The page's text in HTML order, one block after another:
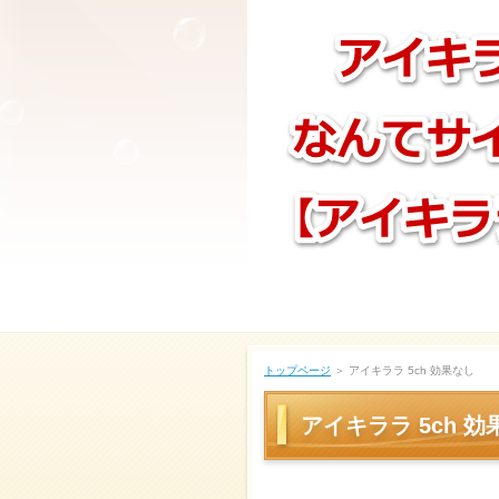
トップページ ＞ アイキララ 5ch 効果なし
アイキララ 5ch 効